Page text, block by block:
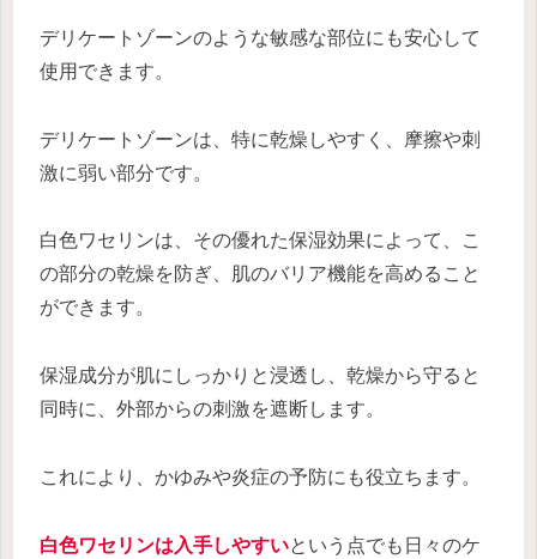
デリケートゾーンのような敏感な部位にも安心して
使用できます。
デリケートゾーンは、特に乾燥しやすく、摩擦や刺
激に弱い部分です。
白色ワセリンは、その優れた保湿効果によって、こ
の部分の乾燥を防ぎ、肌のバリア機能を高めること
ができます。
保湿成分が肌にしっかりと浸透し、乾燥から守ると
同時に、外部からの刺激を遮断します。
これにより、かゆみや炎症の予防にも役立ちます。
白色ワセリンは入手しやすいという点でも日々のケ